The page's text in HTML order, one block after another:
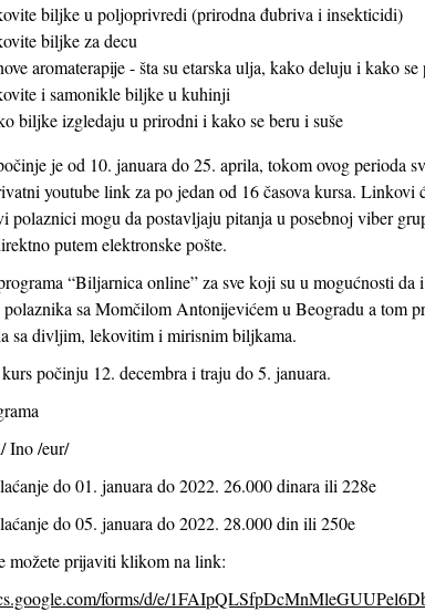
biljke u poljoprivredi (prirodna đubriva i insekticidi)
biljke za decu
aromaterapije - šta su etarska ulja, kako deluju i kako
i samonikle biljke u kuhinji
biljke izgledaju u prirodni i kako se beru i suše
je od 10. januara do 25. aprila, tokom ovog perioda
youtube link za po jedan od 16 časova kursa. Linkovi
polaznici mogu da postavljaju pitanja u posebnoj viber
putem elektronske pošte.
“Biljarnica online” za sve koji su u mogućnosti
sa Momčilom Antonijevićem u Beogradu a tom
sa divljim, lekovitim i mirisnim biljkama.
počinju 12. decembra i traju do 5. januara.
Ino /eur/
do 01. januara do 2022. 26.000 dinara ili 228e
do 05. januara do 2022. 28.000 din ili 250e
možete prijaviti klikom na link:
forms/d/e/